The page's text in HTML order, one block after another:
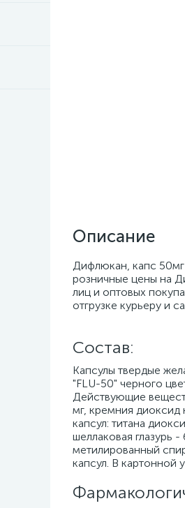
Описание
Дифлюкан, капс
розничные цены на
лиц и оптовых
отгрузке курьеру и
Cостав:
Капсулы твердые
"FLU-50" черного
Действующие
мг, кремния диоксид
капсул: титана
шеллаковая глазурь
метилированный
капсул. В картонной